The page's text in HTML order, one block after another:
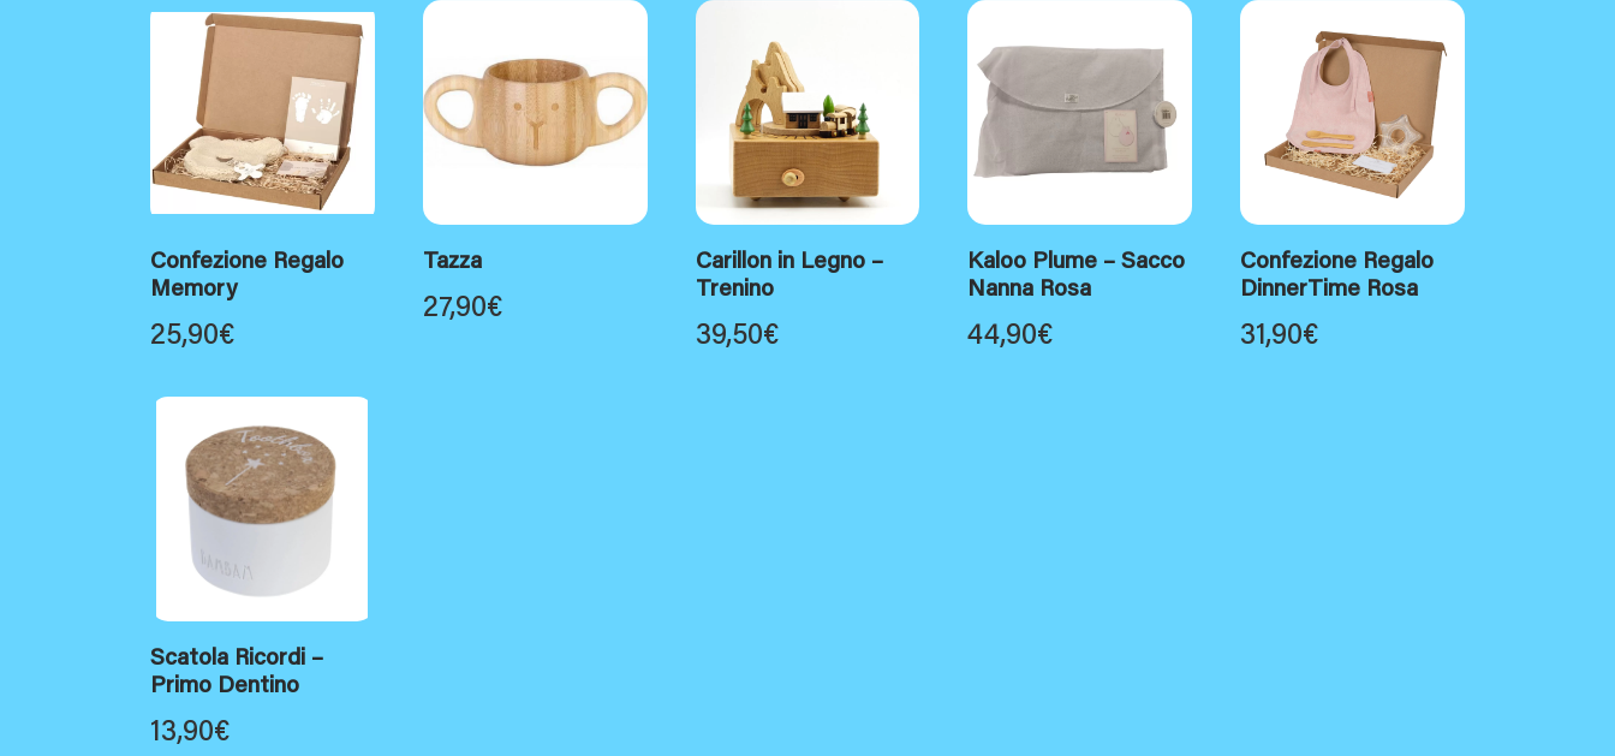
Confezione Regalo
Memory
25,90€
Tazza
27,90€
Carillon in Legno –
Trenino
39,50€
Kaloo Plume – Sacco
Nanna Rosa
44,90€
Confezione Regalo
DinnerTime Rosa
31,90€
Scatola Ricordi –
Primo Dentino
13,90€